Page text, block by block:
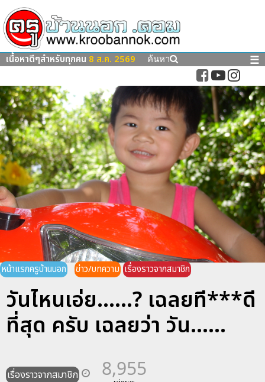
เนื้อหาดีๆสำหรับทุกคน 8 ส.ค. 2569 ค้นหา ☰
หน้าแรกครูบ้านนอก ข่าว/บทความ เรื่องราวจากสมาชิก
วันไหนเอ่ย......? เฉลยที***ดี
ที่สุด ครับ เฉลยว่า วัน......
เรื่องราวจากสมาชิก 8,955